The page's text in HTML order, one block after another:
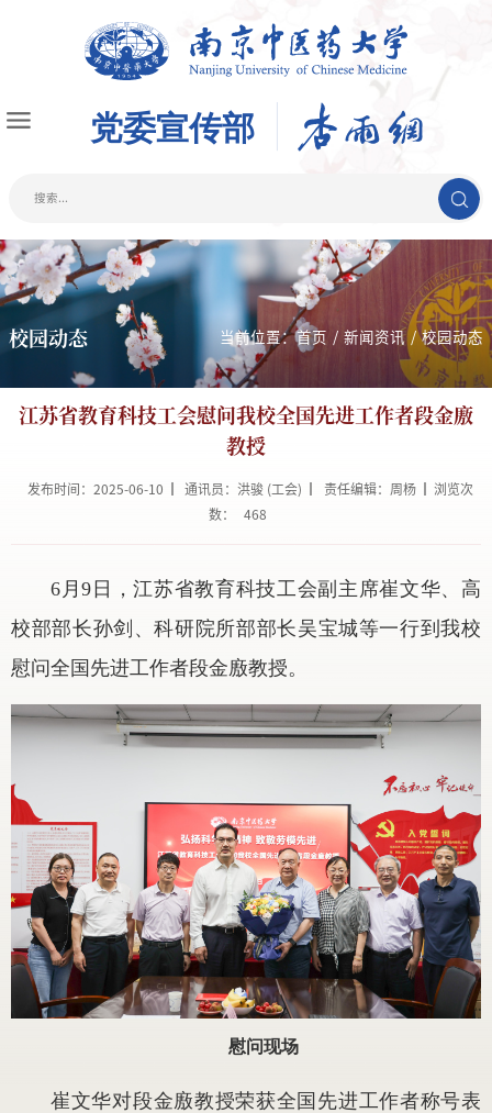
当前位置：首页 / 新闻资讯 / 校园动态
校园动态
江苏省教育科技工会慰问我校全国先进工作者段金廒
教授
发布时间：2025-06-10 通讯员：洪骏 (工会) 责任编辑：周杨
浏览次
数：
468
6月9日，江苏省教育科技工会副主席崔文华、高
校部部长孙剑、科研院所部部长吴宝城等一行到我校
慰问全国先进工作者段金廒教授。
慰问现场
崔文华对段金廒教授荣获全国先进工作者称号表